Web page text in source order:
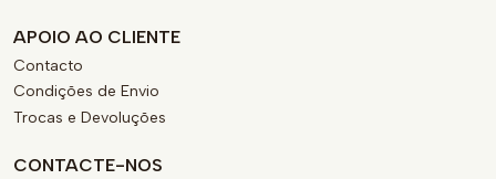
APOIO AO CLIENTE
Contacto
Condições de Envio
Trocas e Devoluções
CONTACTE-NOS